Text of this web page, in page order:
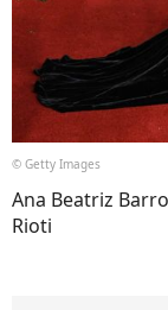
© Getty Images
Ana Beatriz
Rioti